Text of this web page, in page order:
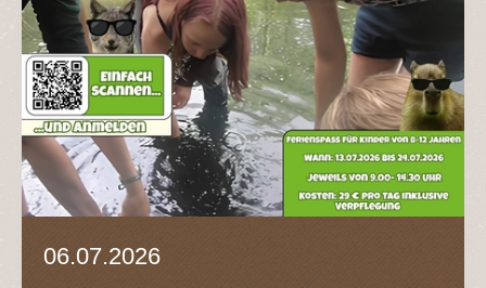
06.07.2026